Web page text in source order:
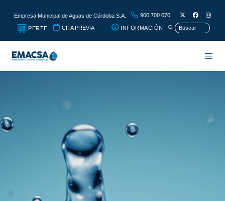
Empresa Municipal de Aguas de Córdoba S.A. 900 700 070
PERTE CITA PREVIA INFORMACIÓN